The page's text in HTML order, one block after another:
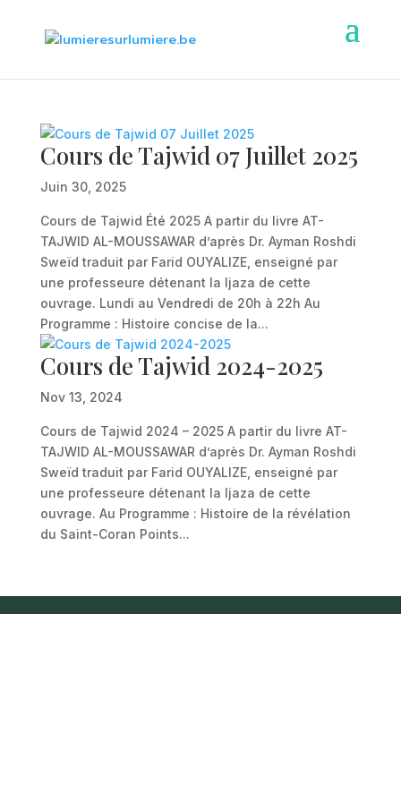
Cours de Tajwid 07 Juillet 2025
Juin 30, 2025
Cours de Tajwid Été 2025 A partir du livre AT-
TAJWID AL-MOUSSAWAR d’après Dr. Ayman Roshdi
Sweïd traduit par Farid OUYALIZE, enseigné par
une professeure détenant la Ijaza de cette
ouvrage. Lundi au Vendredi de 20h à 22h Au
Programme : Histoire concise de la...
Cours de Tajwid 2024-2025
Nov 13, 2024
Cours de Tajwid 2024 – 2025 A partir du livre AT-
TAJWID AL-MOUSSAWAR d’après Dr. Ayman Roshdi
Sweïd traduit par Farid OUYALIZE, enseigné par
une professeure détenant la Ijaza de cette
ouvrage. Au Programme : Histoire de la révélation
du Saint-Coran Points...